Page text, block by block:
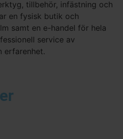
tillbehör, infästning och
en fysisk butik och
samt en e-handel för hela
service av
erfarenhet.